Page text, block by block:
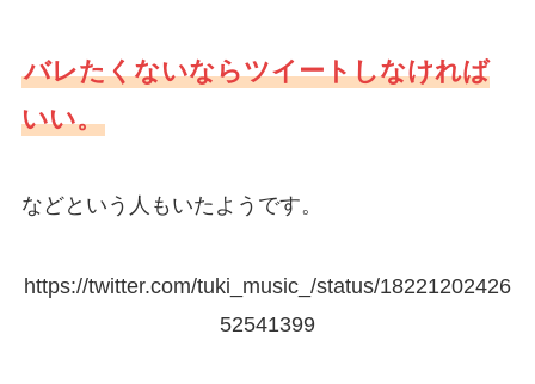
バレたくないならツイートしなければ
いい。
などという人もいたようです。
https://twitter.com/tuki_music_/status/18221202426
52541399